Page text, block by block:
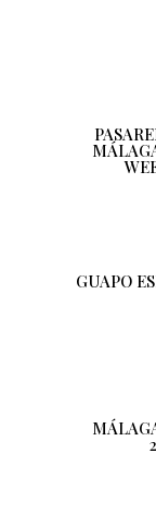
GUAPO